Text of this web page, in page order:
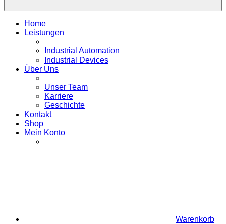
Home
Leistungen
Industrial Automation
Industrial Devices
Über Uns
Unser Team
Karriere
Geschichte
Kontakt
Shop
Mein Konto
Warenkorb